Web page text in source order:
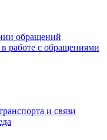
обращений
работе с обращениями
и связи